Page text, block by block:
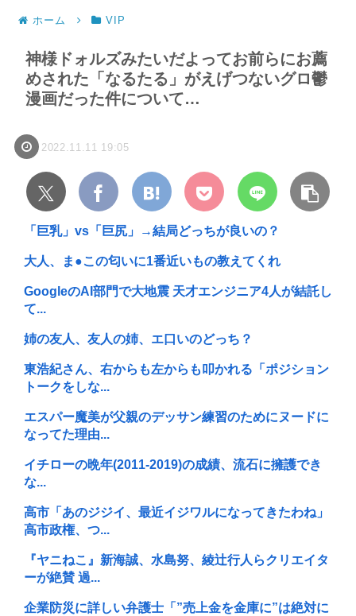
ホーム VIP
神様ドォルズみたいだよってお前らにお薦
めされた「なるたる」がえげつないグロ鬱
漫画だった件について…
2022.11.11 19:05
「巨乳」vs「巨尻」→結局どっちが良いの？
大人、ま●この匂いに1番近いもの教えてくれ
GoogleのAI部門で大地震 天才エンジニア4人が結託し
て...
姉の友人、友人の姉、エ口いのどっち？
東浩紀さん、右からも左からも叩かれる「ポジション
トークをしな...
エスパー魔美が父親のデッサン練習のためにヌードに
なってた理由...
イチローの晩年(2011-2019)の成績、流石に擁護でき
な...
高市「あのジジイ、最近イジワルになってきたわね」
高市政権、つ...
『ヤニねこ』新海誠、水島努、綾辻行人らクリエイタ
ーが絶賛 過...
企業防災に詳しい弁護士「”売上金を金庫に”は絶対に